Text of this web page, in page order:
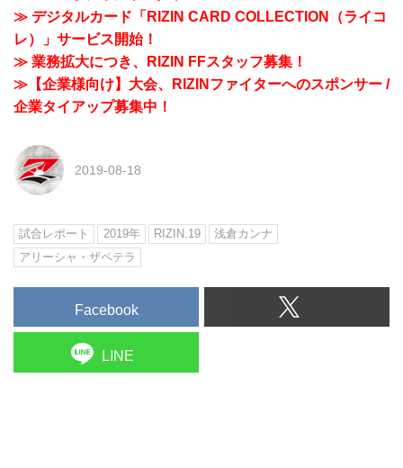
≫ デジタルカード「RIZIN CARD COLLECTION（ライコ
レ）」サービス開始！
≫ 業務拡大につき、RIZIN FFスタッフ募集！
≫【企業様向け】大会、RIZINファイターへのスポンサー /
企業タイアップ募集中！
2019-08-18
試合レポート 2019年 RIZIN.19
浅倉カンナ
アリーシャ・ザペテラ
Facebook
LINE